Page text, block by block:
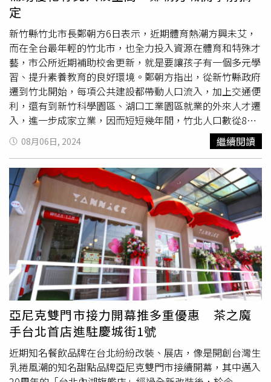
國。但觀光署統計，2023年每人出國平均消費為6萬481
元，一家4口就要24萬元，幾乎可以每周去度假，住到不錯
的國旅，也不用半夜起來等飛機。黃正聰認為，墾丁是有改
進的空間，國旅也有優化空間，「但偶爾安排渡假可以更了
解台灣各地的美好」。
定
新竹縣竹北市長鄭朝方6日表示，近期體育熱潮方興未艾，
而在全台最年輕的竹北市，也全力投入資源在體育和特殊才
藝，市公所近期補助校舍更新，就是要讓孩子有一個多元學
習、提升素養教育的良好環境。鄭朝方指出，從新竹縣政府
遷到竹北開始，每項公共建設都帶動人口流入，加上交通便
利，還有到新竹科學園區、湖口工業園區就業的外來人才遷
入，進一步成家立業，因而短短幾年間，竹北人口數從8萬
變22萬，尤其學齡兒童數量成長迅速，學校的軟硬體質量，
自然成為地方焦點。鄭朝方說，日前前往各校參訪時，發現
的多功能教室，因屋頂漏水造成地板脫落、教室內舞台飾牆
也腐爛剝落，看了很不捨，公所將會補助抓漏；第二，原為
圖書館的六家國小音樂教室，因為設備陳舊而無桌椅可使
用，且與自然教室相連，上課老是相互干擾，將補助隔音與
新式課桌椅；第三，新社國小桌球室從學生運動空間改建，
現況殘破不堪，實在降低學生學習意願，市府將補助內部裝
修。第四，仁愛國中操場跑道內綠地凹凸不平，易造成師生
跌倒扭傷，市府會補助重鋪；第五，十興國小活動中心，木
地板舞台已使用近二十年有毀損情形，且樓梯扶手搖晃恐造
成上下樓有跌落危險，市府補助重建舞台與扶手設施刻不容
緩；最後，東興國小遊戲場地墊受損嚴重且已逾年限，公所
也會補助逐年汰除。鄭朝方強調，竹北市公所已編列新台幣
302萬元補助經費，提供學校加速修繕腳步，並將在九月開
學前完成，盡可能不影響學童的受教權。鄭朝方感性表示，
08月06日, 2024 繼續閱讀
亞尼克雙門市接力開幕推多重優惠 茶之魔
手台北首店進駐慶城街1號
近期知名餐飲品牌在台北紛紛改裝、展店，像是開創台灣生
乳捲風潮的知名甜點品牌亞尼克雙門市接續開幕，其中邁入